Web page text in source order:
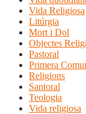
Vida Religiosa
Litúrgia
Mort i Dol
Objectes
Pastoral
Primera
Religions
Santoral
Teologia
Vida religiosa